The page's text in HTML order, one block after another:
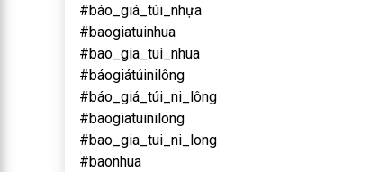
#báo_giá_túi_nhựa
#baogiatuinhua
#bao_gia_tui_nhua
#báogiátúinilông
#báo_giá_túi_ni_lông
#baogiatuinilong
#bao_gia_tui_ni_long
#baonhua